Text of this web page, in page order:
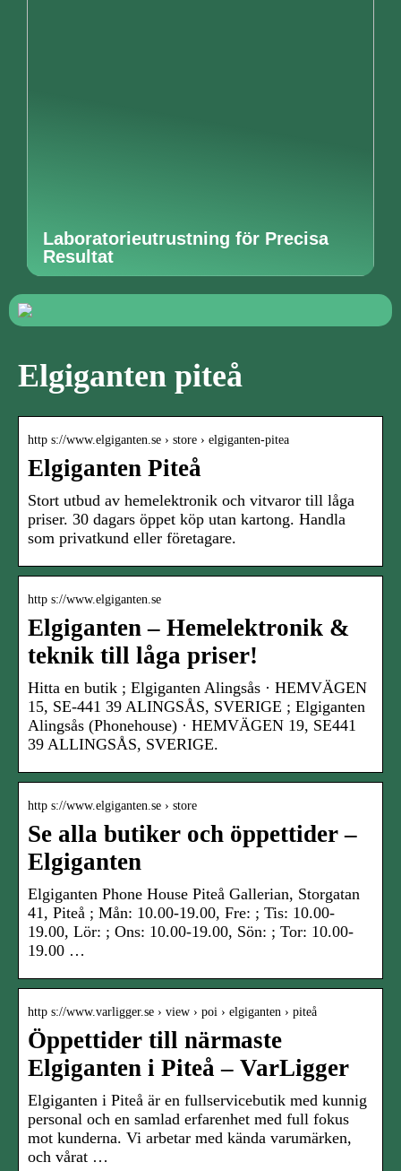
Laboratorieutrustning för Precisa
Resultat
Elgiganten piteå
http s://www.elgiganten.se › store › elgiganten-pitea
Elgiganten Piteå
Stort utbud av hemelektronik och vitvaror till låga
priser. 30 dagars öppet köp utan kartong. Handla
som privatkund eller företagare.
http s://www.elgiganten.se
Elgiganten – Hemelektronik &
teknik till låga priser!
Hitta en butik ; Elgiganten Alingsås · HEMVÄGEN
15, SE-441 39 ALINGSÅS, SVERIGE ; Elgiganten
Alingsås (Phonehouse) · HEMVÄGEN 19, SE441
39 ALLINGSÅS, SVERIGE.
http s://www.elgiganten.se › store
Se alla butiker och öppettider –
Elgiganten
Elgiganten Phone House Piteå Gallerian, Storgatan
41, Piteå ; Mån: 10.00-19.00, Fre: ; Tis: 10.00-
19.00, Lör: ; Ons: 10.00-19.00, Sön: ; Tor: 10.00-
19.00 …
http s://www.varligger.se › view › poi › elgiganten › piteå
Öppettider till närmaste
Elgiganten i Piteå – VarLigger
Elgiganten i Piteå är en fullservicebutik med kunnig
personal och en samlad erfarenhet med full fokus
mot kunderna. Vi arbetar med kända varumärken,
och vårat …